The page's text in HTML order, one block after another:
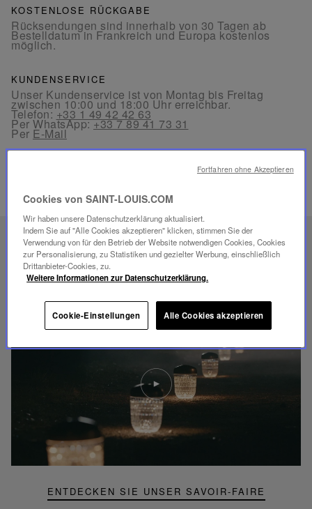
KOSTENLOSE RÜCKGABE
Rücksendungen sind innerhalb von 30 Tagen ab
Bestelldatum in Frankreich und Europa kostenlos
möglich.
KUNDENSERVICE
Unser Kundenservice ist von Montag bis Freitag
zwischen 10:00 und 18:00 Uhr erreichbar.
Telefon:+33 1 49 42 42 63
Per WhatsApp:+33 7 89 41 73 31
Per E-Mail
EINZIGARTIGES
SAVOIR-FAIRE
FOLIA BELEUCHTUNG
ENTDECKEN SIE UNSER SAVOIR-FAIRE
Video
abspielen
YouTube-
Video,
Folia
Mini-
Portable-
Cookies von SAINT-LOUIS.COM
Wir haben unsere Datenschutzerklärung aktualisiert.
Indem Sie auf "Alle Cookies akzeptieren" klicken, stimmen Sie der
Verwendung von für den Betrieb der Website notwendigen Cookies, Cookies
zur Personalisierung, zu Statistiken und gezielter Werbung, einschließlich
Drittanbieter-Cookies, zu.
Weitere Informationen zur Datenschutzerklärung.
Cookie-Einstellungen Alle Cookies akzeptieren
Fortfahren ohne Akzeptieren